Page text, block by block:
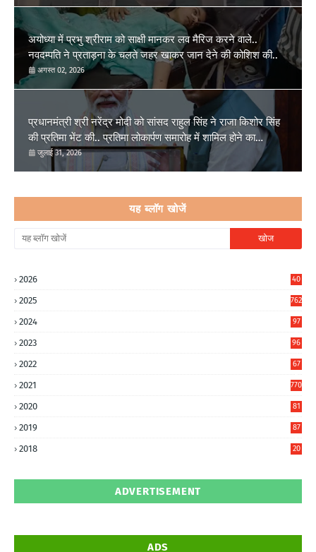
अयोध्या में प्रभु श्रीराम को साक्षी मानकर लव मैरिज करने वाले..
नवदम्पति ने प्रताड़ना के चलते जहर खाकर जान देने की कोशिश की..
अगस्त 02, 2026
प्रधानमंत्री श्री नरेंद्र मोदी को सांसद राहुल सिंह ने राजा किशोर सिंह
की प्रतिमा भेंट की.. प्रतिमा लोकार्पण समारोह में शामिल होने का
आग्रह..
जुलाई 31, 2026
यह ब्लॉग खोजें
2026
40
2025 762
2024
97
2023
96
2022
67
2021 770
2020
81
2019
87
2018
20
ADVERTISEMENT
ADS